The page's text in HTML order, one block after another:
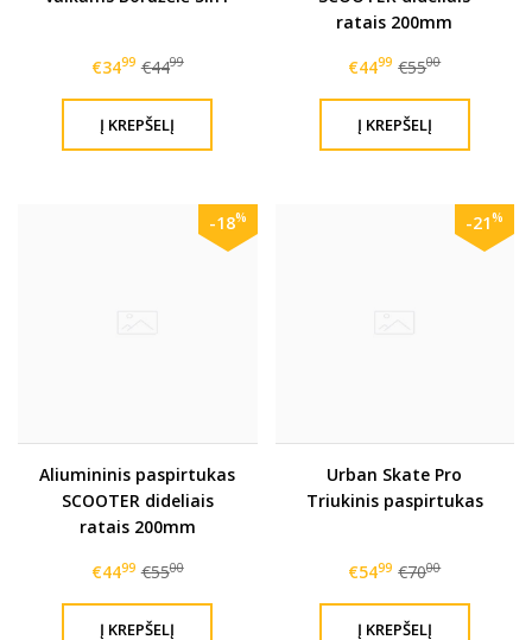
€3499 €4499
ratais 200mm
€4499 €5500
-18%
Aliumininis paspirtukas
SCOOTER dideliais
ratais 200mm
€4499 €5500
-21%
Urban Skate Pro
Triukinis paspirtukas
€5499 €7000